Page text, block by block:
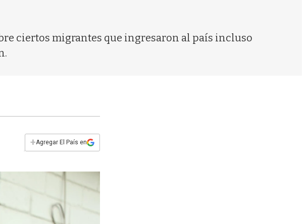
ciertos migrantes que ingresaron al país incluso
+Agregar El País en